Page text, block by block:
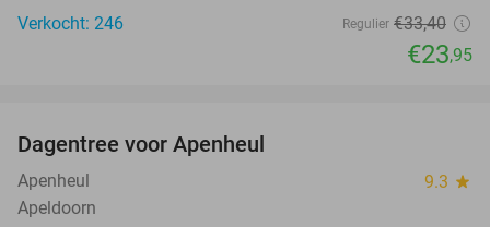
Verkocht: 246
Regulier €33,40
€23,95
Dagentree voor Apenheul
Apenheul 9.3 star
Apeldoorn